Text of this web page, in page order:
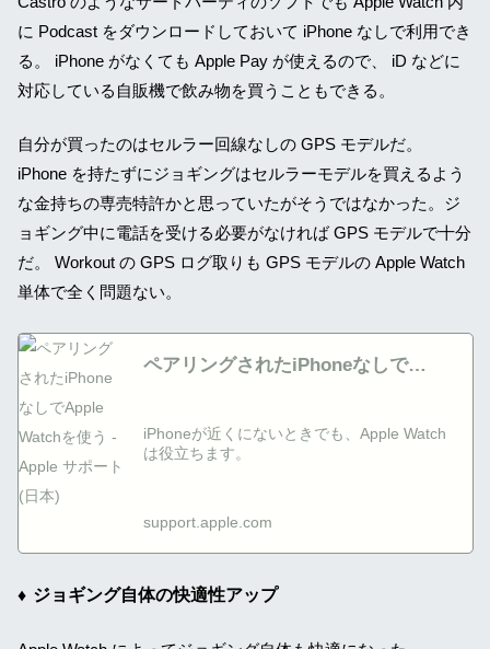
に Podcast をダウンロードしておいて iPhone なしで利用でき
る。 iPhone がなくても Apple Pay が使えるので、 iD などに
対応している自販機で飲み物を買うこともできる。
自分が買ったのはセルラー回線なしの GPS モデルだ。
iPhone を持たずにジョギングはセルラーモデルを買えるよう
な金持ちの専売特許かと思っていたがそうではなかった。ジ
ョギング中に電話を受ける必要がなければ GPS モデルで十分
だ。 Workout の GPS ログ取りも GPS モデルの Apple Watch
単体で全く問題ない。
ペアリングされたiPhoneなしで
ト (日本)
iPhoneが近くにないときでも、Apple Watch
は役立ちます。
support.apple.com
ジョギング自体の快適性アップ